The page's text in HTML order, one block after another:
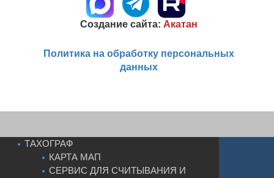
Создание сайта: Акатан
Политика на обработку персональных
данных
ТАХОГРАФ
КАРТА МАП
СЕРВИС ДЛЯ СЧИТЫВАНИЯ И